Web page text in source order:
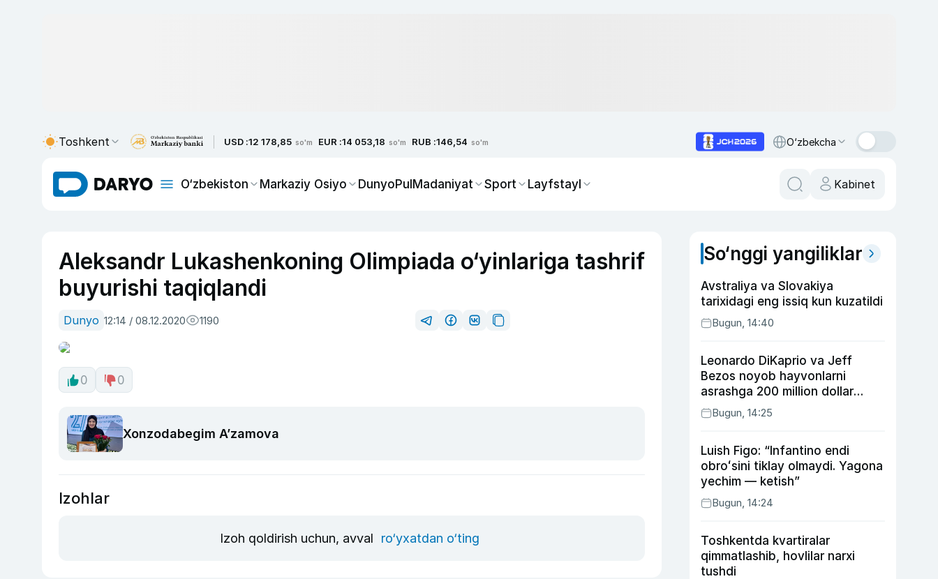
Toshkent USD :12 178,85 so'm EUR :14 053,18 so'm RUB :146,54 so'm O‘zbekcha
O‘zbekiston Markaziy Osiyo DunyoPulMadaniyat Sport Layfstayl Kabinet
Aleksandr Lukashenkoning Olimpiada o‘yinlariga tashrif
buyurishi taqiqlandi
Dunyo 12:14 / 08.12.2020 1190
0 0
Xonzodabegim A’zamova
Izohlar
Izoh qoldirish uchun, avval ro‘yxatdan o‘ting
So‘nggi yangiliklar
Avstraliya va Slovakiya
tarixidagi eng issiq kun kuzatildi
Bugun, 14:40
Leonardo DiKaprio va Jeff
Bezos noyob hayvonlarni
asrashga 200 million dollar
ajratdi
Bugun, 14:25
Luish Figo: “Infantino endi
obroʻsini tiklay olmaydi. Yagona
yechim — ketish”
Bugun, 14:24
Toshkentda kvartiralar
qimmatlashib, hovlilar narxi
tushdi